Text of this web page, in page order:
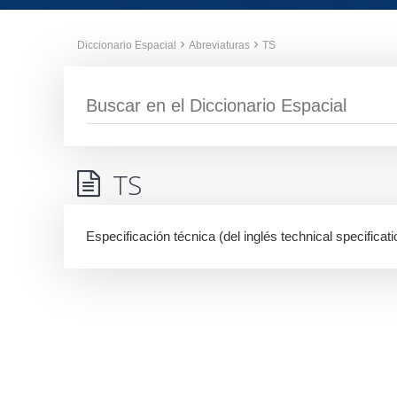
Diccionario Espacial Abreviaturas TS
TS
Especificación técnica (del inglés technical